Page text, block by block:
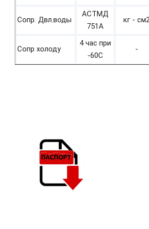
Сопр. Двл.воды
АСТМД
751А
кг -
Сопр холоду
4 час при
-60С
-